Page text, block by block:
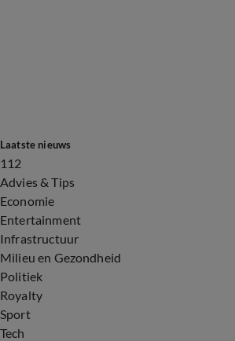
Laatste nieuws
112
Advies & Tips
Economie
Entertainment
Infrastructuur
Milieu en Gezondheid
Politiek
Royalty
Sport
Tech